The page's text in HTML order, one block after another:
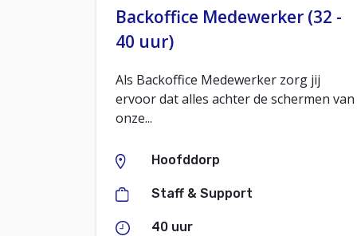
Backoffice Medewerker (32 -
40 uur)
Als Backoffice Medewerker zorg jij
ervoor dat alles achter de schermen van
onze...
Hoofddorp
Staff & Support
40 uur